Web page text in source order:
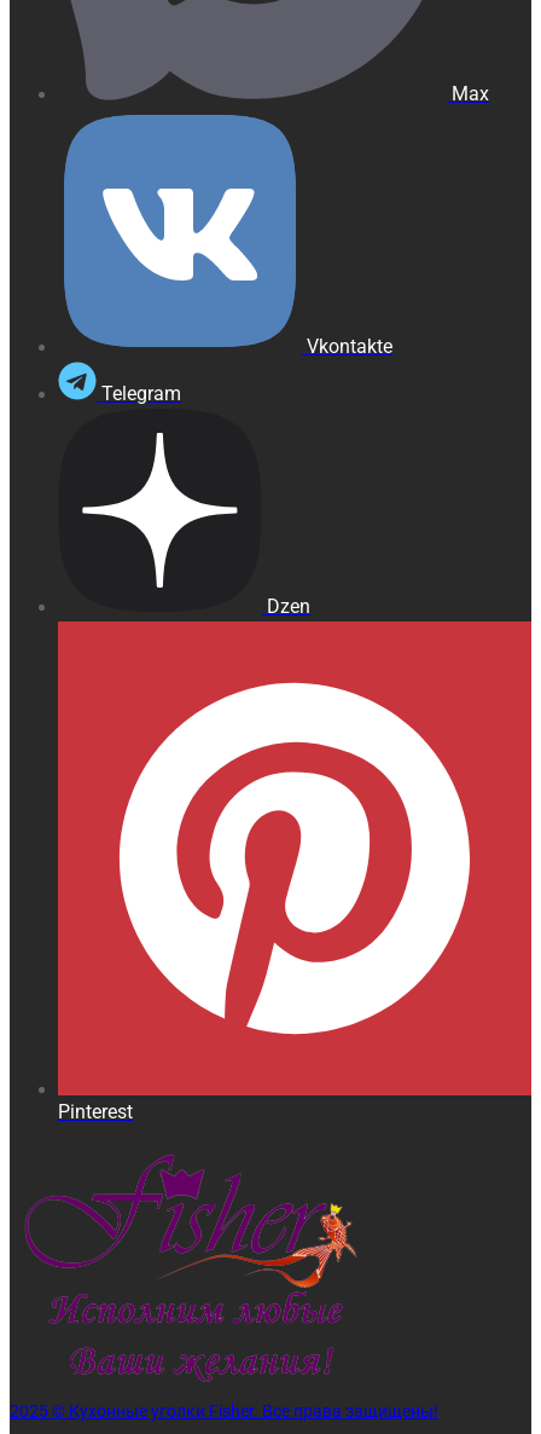
Max
Vkontakte
Telegram
Dzen
Pinterest
2025 © Кухонные уголки Fisher. Все права защищены!